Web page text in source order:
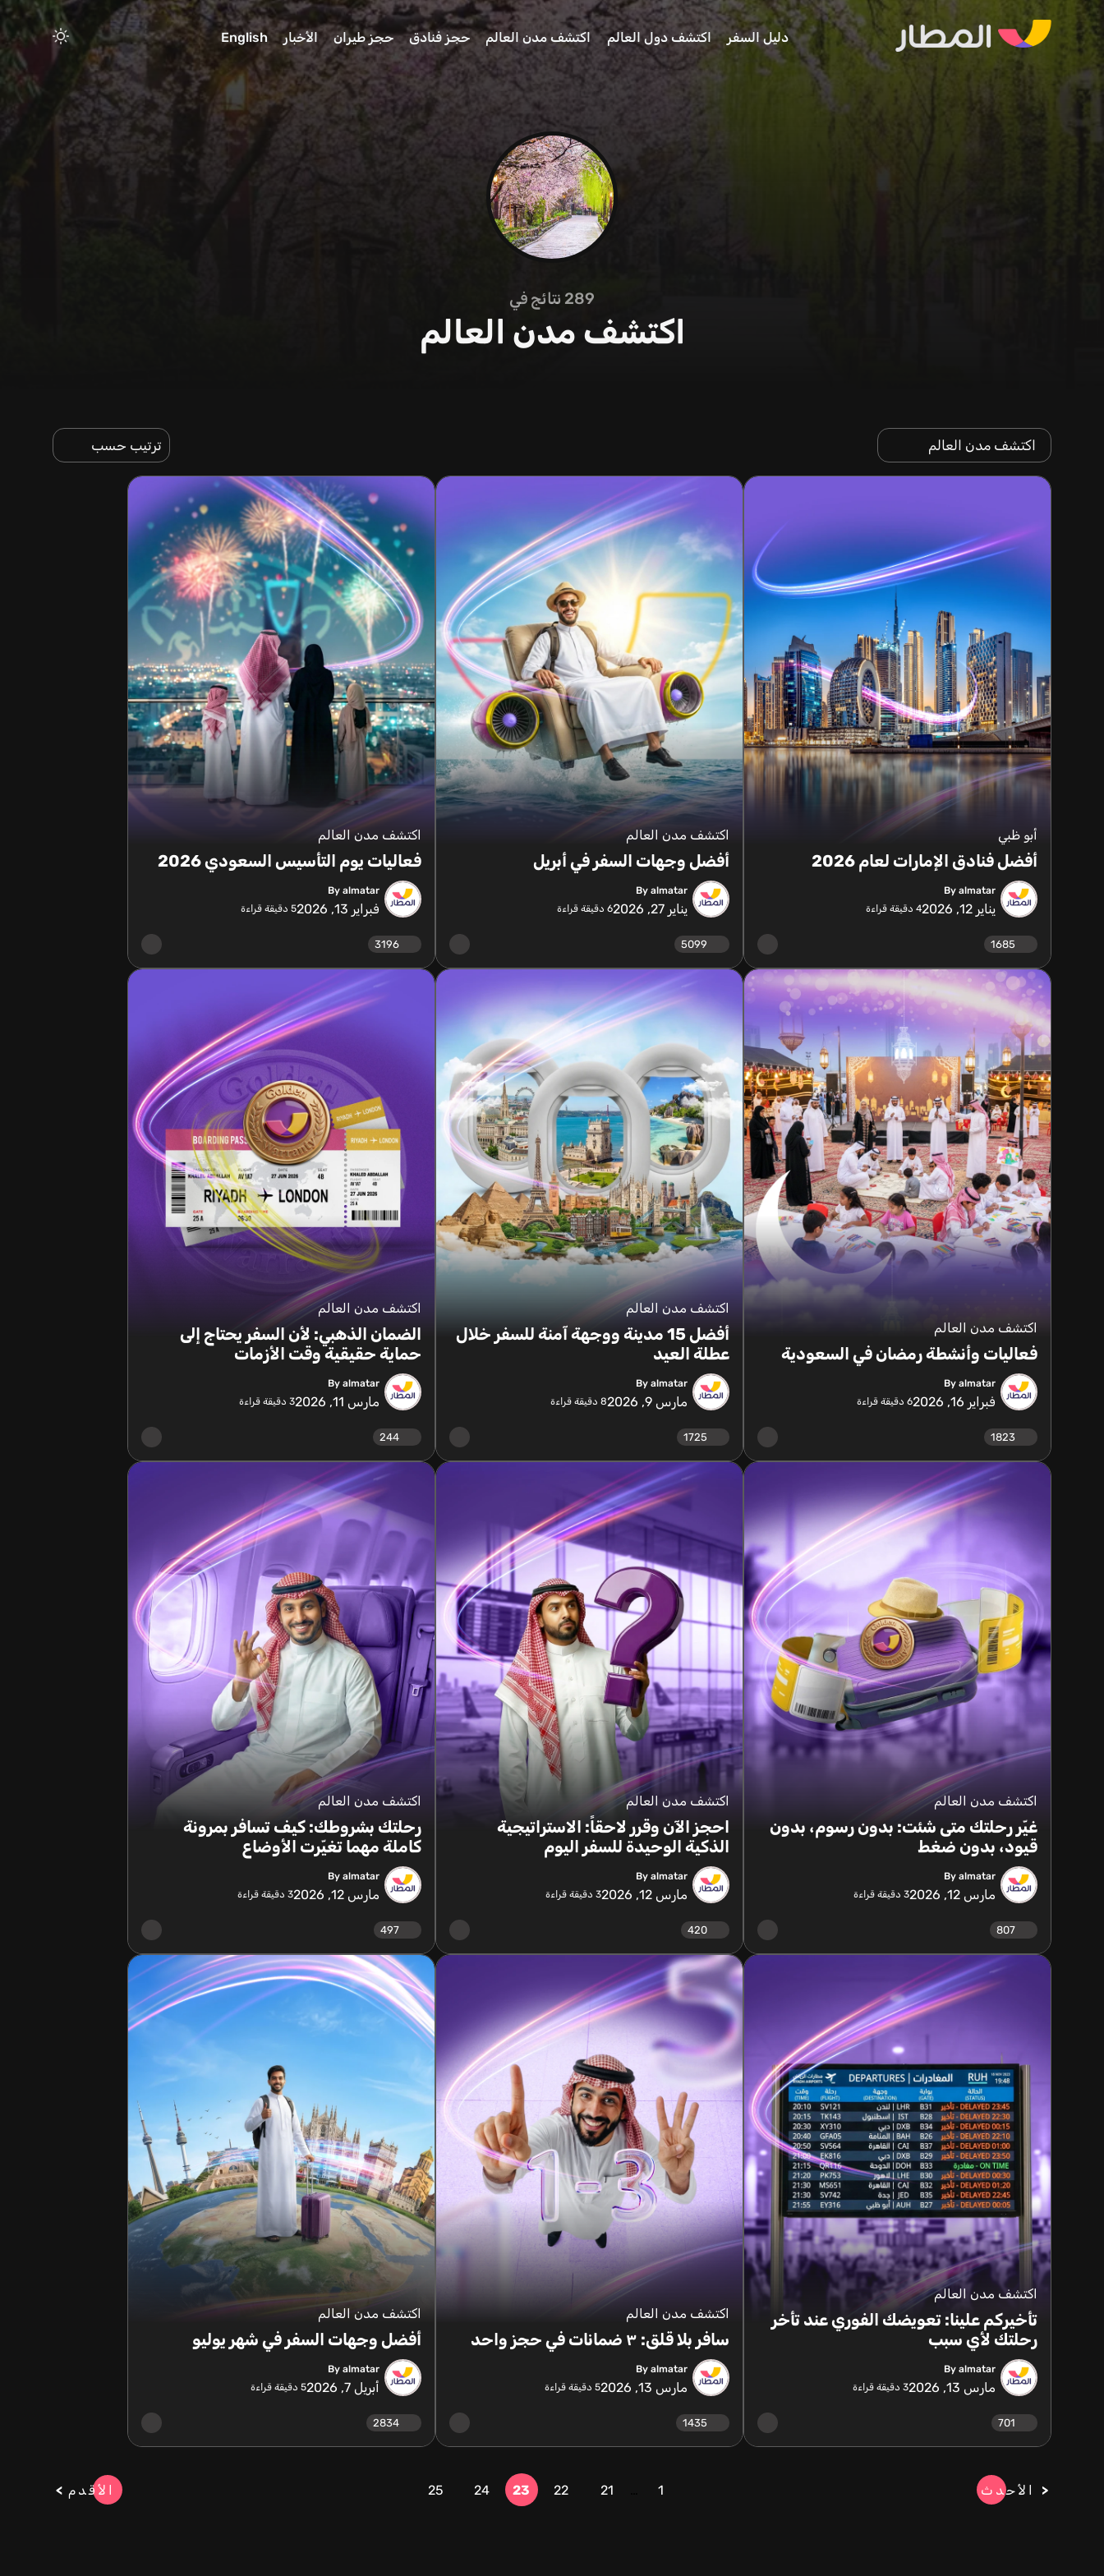
دليل السفر اكتشف دول العالم اكتشف مدن العالم حجز فنادق حجز طيران الأخبار English
289 نتائج في
اكتشف مدن العالم
اكتشف مدن العالم ترتيب حسب
أبو ظبي
أفضل فنادق الإمارات لعام 2026
By almatar
يناير 12, 2026 4 دقيقة قراءة
اكتشف مدن العالم
أفضل وجهات السفر في أبريل
By almatar
يناير 27, 2026 6دقيقة قراءة
اكتشف مدن العالم
فعاليات يوم التأسيس السعودي 2026
By almatar
فبراير 13, 2026 5دقيقة قراءة
3196
اكتشف مدن العالم
فعاليات وأنشطة رمضان في السعودية
By almatar
فبراير 16, 2026 6 دقيقة قراءة
1823
اكتشف مدن العالم
أفضل 15 مدينة ووجهة آمنة للسفر خلال
عطلة العيد
By almatar
مارس 9, 2026 8دقيقة قراءة
اكتشف مدن العالم
الضمان الذهبي: لأن السفر يحتاج إلى
حماية حقيقية وقت الأزمات
By almatar
مارس 11, 2026 3دقيقة قراءة
244
اكتشف مدن العالم
غيّر رحلتك متى شئت: بدون رسوم، بدون
قيود، بدون ضغط
By almatar
مارس 12, 2026 3 دقيقة قراءة
807
اكتشف مدن العالم
احجز الآن وقرر لاحقاً: الاستراتيجية
الذكية الوحيدة للسفر اليوم
By almatar
مارس 12, 2026 3دقيقة قراءة
420
اكتشف مدن العالم
رحلتك بشروطك: كيف تسافر بمرونة
كاملة مهما تغيّرت الأوضاع
By almatar
مارس 12, 2026 3دقيقة قراءة
497
اكتشف مدن العالم
تأخيركم علينا: تعويضك الفوري عند تأخر
رحلتك لأي سبب
By almatar
مارس 13, 2026 3 دقيقة قراءة
اكتشف مدن العالم
سافر بلا قلق: ٣ ضمانات في حجز واحد
By almatar
مارس 13, 2026 5دقيقة قراءة
اكتشف مدن العالم
أفضل وجهات السفر في شهر يوليو
By almatar
أبريل 7, 2026 5دقيقة قراءة
2834
الأحدث 1
21
22
23
24
25 الأقدم